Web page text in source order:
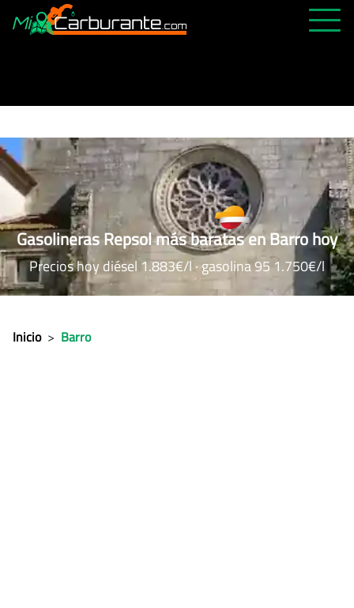
ABIERTAS 24H
ÚLTIMAS MATRÍCULAS
FAVORITAS
Gasolineras Repsol más baratas en Barro hoy
Precios hoy diésel 1.883€/l · gasolina 95 1.750€/l
Inicio > Barro